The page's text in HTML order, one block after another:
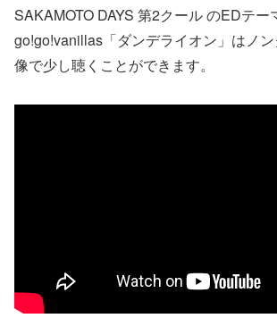
SAKAMOTO DAYS 第2クール のEDテー
go!go!vanillas「ダンデライオン」はノ
像で少し聴くことができます。